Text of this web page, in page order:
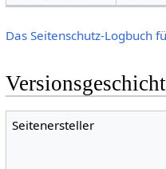
Das Seitenschutz-Logbuch
Seitenersteller